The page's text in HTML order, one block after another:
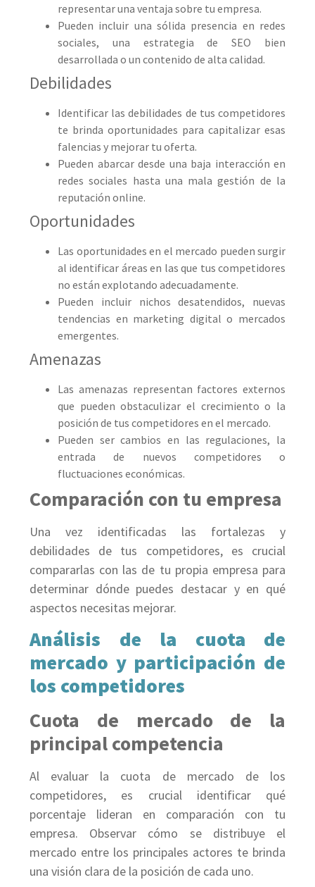
representar una ventaja sobre tu empresa.
Pueden incluir una sólida presencia en redes
sociales, una estrategia de SEO bien
desarrollada o un contenido de alta calidad.
Debilidades
Identificar las debilidades de tus competidores
te brinda oportunidades para capitalizar esas
falencias y mejorar tu oferta.
Pueden abarcar desde una baja interacción en
redes sociales hasta una mala gestión de la
reputación online.
Oportunidades
Las oportunidades en el mercado pueden surgir
al identificar áreas en las que tus competidores
no están explotando adecuadamente.
Pueden incluir nichos desatendidos, nuevas
tendencias en marketing digital o mercados
emergentes.
Amenazas
Las amenazas representan factores externos
que pueden obstaculizar el crecimiento o la
posición de tus competidores en el mercado.
Pueden ser cambios en las regulaciones, la
entrada de nuevos competidores o
fluctuaciones económicas.
Comparación con tu empresa
Una vez identificadas las fortalezas y
debilidades de tus competidores, es crucial
compararlas con las de tu propia empresa para
determinar dónde puedes destacar y en qué
aspectos necesitas mejorar.
Análisis de la cuota de
mercado y participación de
los competidores
Cuota de mercado de la
principal competencia
Al evaluar la cuota de mercado de los
competidores, es crucial identificar qué
porcentaje lideran en comparación con tu
empresa. Observar cómo se distribuye el
mercado entre los principales actores te brinda
una visión clara de la posición de cada uno.